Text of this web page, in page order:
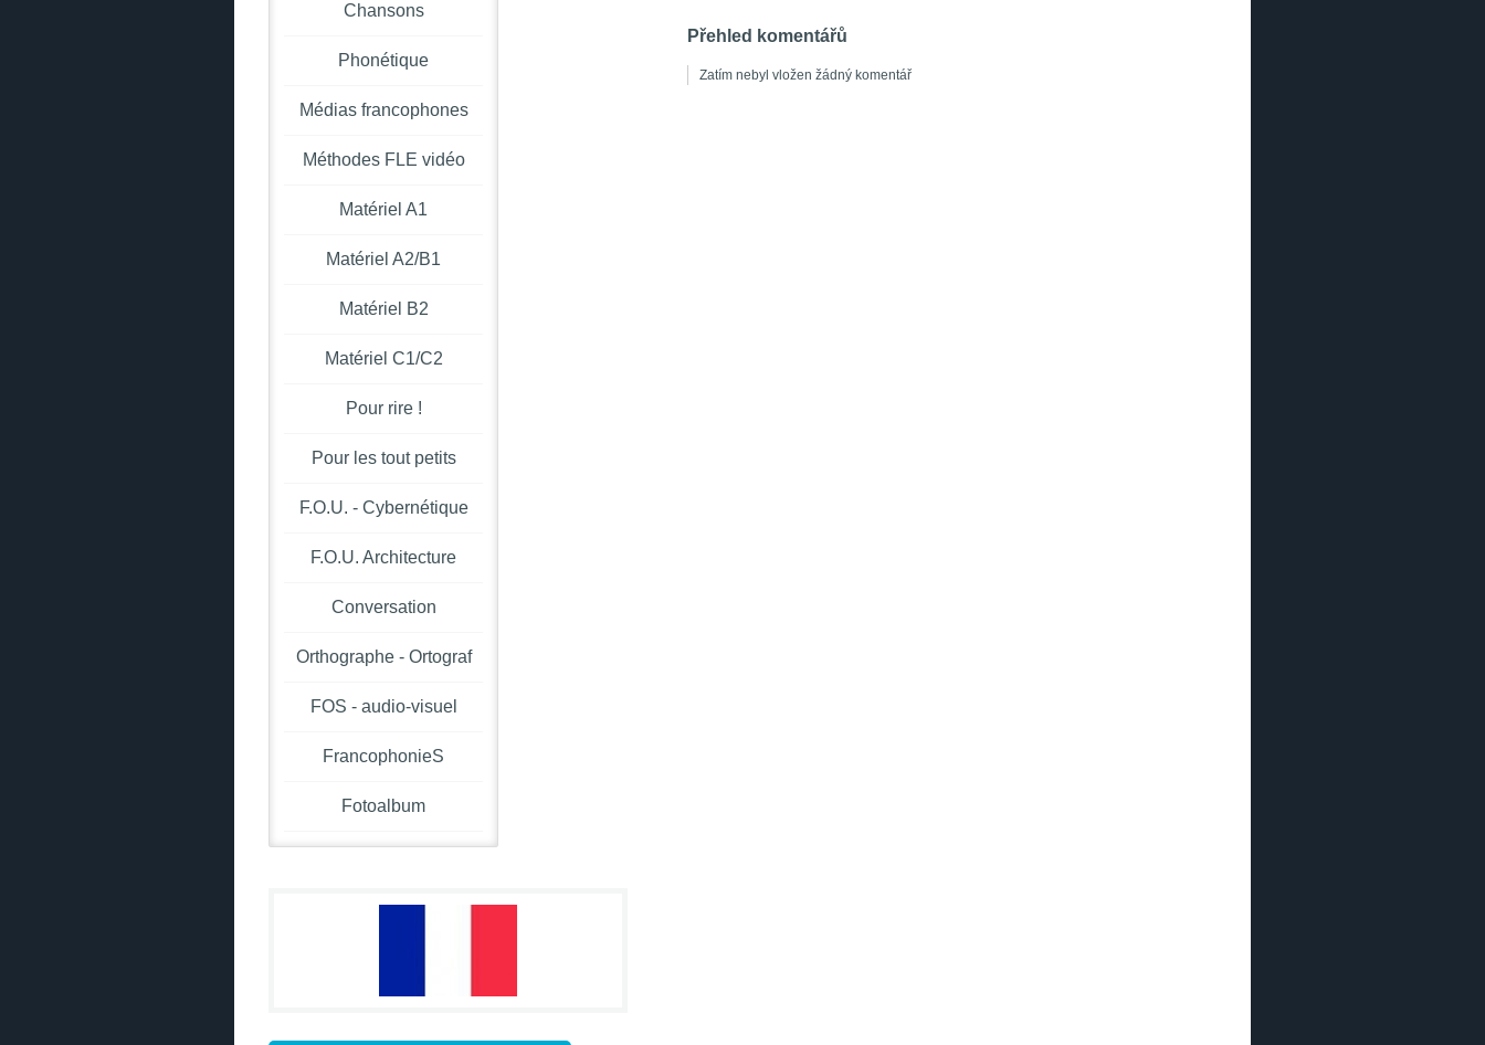
Přehled komentářů
Zatím nebyl vložen žádný komentář
Chansons
Phonétique
Médias francophones
Méthodes FLE vidéo
Matériel A1
Matériel A2/B1
Matériel B2
Matériel C1/C2
Pour rire !
Pour les tout petits
F.O.U. - Cybernétique
F.O.U. Architecture
Conversation
Orthographe - Ortograf
FOS - audio-visuel
FrancophonieS
Fotoalbum